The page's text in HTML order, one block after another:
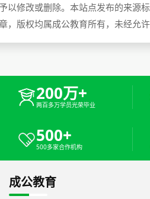
以修改或删除。本站点发布的来源
，版权均属成公教育所有，未经允许
200万+
两百多万学员光荣毕业
500+
500多家合作机构
成公教育